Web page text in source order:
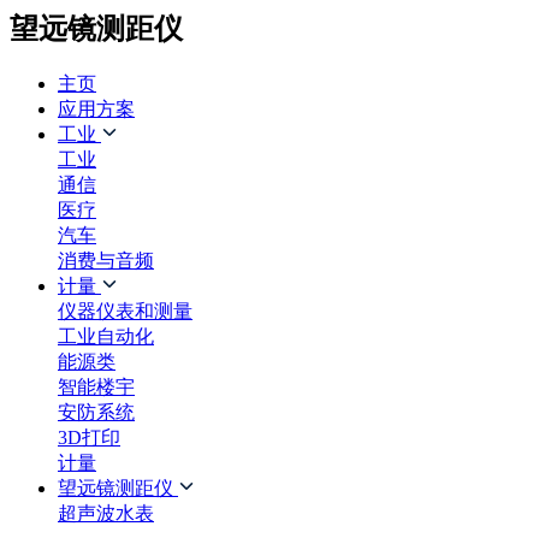
望远镜测距仪
主页
应用方案
工业
工业
通信
医疗
汽车
消费与音频
计量
仪器仪表和测量
工业自动化
能源类
智能楼宇
安防系统
3D打印
计量
望远镜测距仪
超声波水表